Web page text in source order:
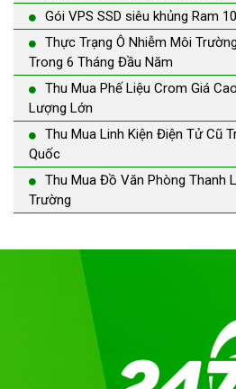
Gói VPS SSD siêu khủng Ram
Thực Trạng Ô Nhiễm Môi
Trong 6 Tháng Đầu Năm
Thu Mua Phế Liệu Crom Giá
Lượng Lớn
Thu Mua Linh Kiện Điện Tử Cũ
Quốc
Thu Mua Đồ Văn Phòng Thanh
Trường